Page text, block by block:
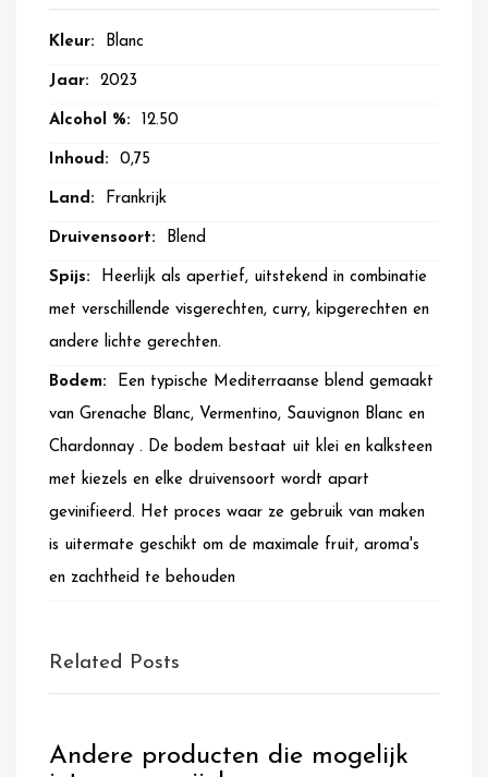
Meer
Blanc
2023
12.50
0,75
Frankrijk
Blend
Heerlijk als apertief, uitstekend in combinatie
met verschillende visgerechten, curry, kipgerechten en
andere lichte gerechten.
Een typische Mediterraanse blend gemaakt
van Grenache Blanc, Vermentino, Sauvignon Blanc en
Chardonnay . De bodem bestaat uit klei en kalksteen
met kiezels en elke druivensoort wordt apart
gevinifieerd. Het proces waar ze gebruik van maken
is uitermate geschikt om de maximale fruit, aroma's
en zachtheid te behouden
Related Posts
Andere producten die mogelijk